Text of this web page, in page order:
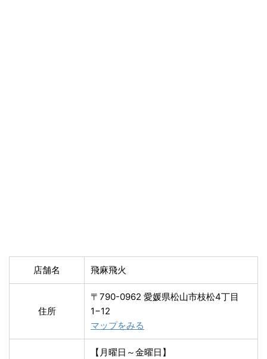
店舗名 飛麻飛火
住所
〒790-0962 愛媛県松山市枝松4丁目
1−12
マップをみる
【月曜日～金曜日】